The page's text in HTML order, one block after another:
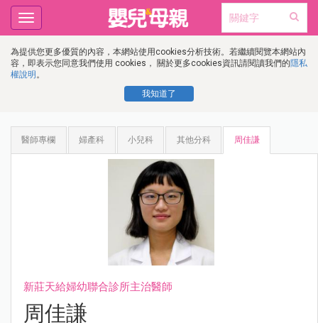
為提供您更多優質的內容，本網站使用cookies分析技術。若繼續閱覽本網站內
容，即表示您同意我們使用 cookies， 關於更多cookies資訊請閱讀我們的隱私
權說明 。
我知道了
Toggle
navigation
醫師專欄 婦產科 小兒科 其他分科 周佳謙
新莊天給婦幼聯合診所主治醫師
周佳謙